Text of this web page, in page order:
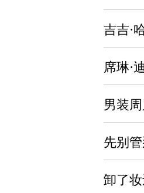
吉吉·
席琳·
男装
先别
卸了